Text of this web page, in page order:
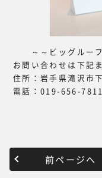
～～ビッグルーフ
お問い合わせは下記
住所：岩手県滝沢市
電話：019-656-7811
前ページへ